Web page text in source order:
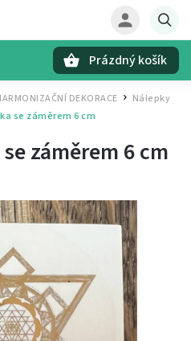
Prázdný košík
DEKORACE
Nálepky
se záměrem 6 cm
záměrem 6 cm